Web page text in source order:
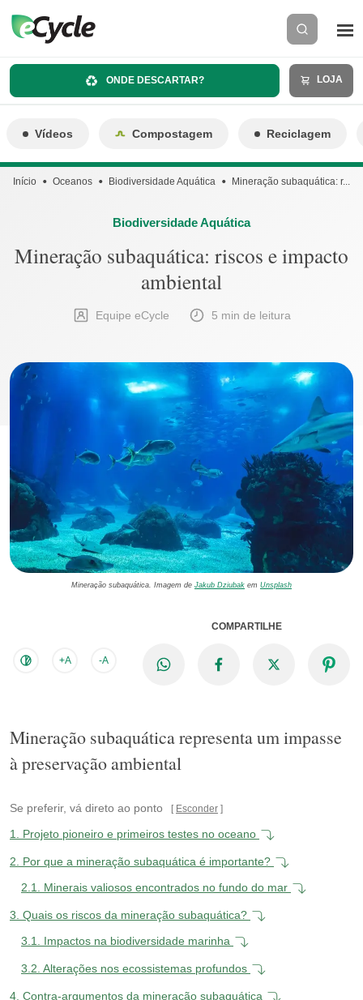
ONDE DESCARTAR? LOJA
Vídeos Compostagem Reciclagem
Início Oceanos Biodiversidade Aquática Mineração subaquática: r...
Biodiversidade Aquática
Mineração subaquática: riscos e impacto
ambiental
Equipe eCycle 5 min de leitura
Mineração subaquática. Imagem de Jakub Dziubak em Unsplash
+A -A
COMPARTILHE
Mineração subaquática representa um impasse
à preservação ambiental
Se preferir, vá direto ao ponto Esconder
1. Projeto pioneiro e primeiros testes no oceano
2.
Por que a mineração subaquática é importante?
2.1.
Minerais valiosos encontrados no fundo do mar
3. Quais os riscos da mineração subaquática?
3.1.
Impactos na biodiversidade marinha
3.2. Alterações nos ecossistemas profundos
4. Contra-argumentos da mineração subaquática